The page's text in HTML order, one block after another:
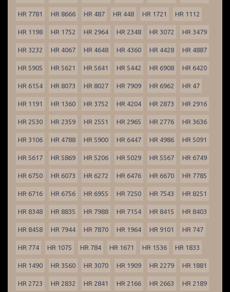
HR 7781 HR 8666 HR 487 HR 448 HR 1721 HR 1112
HR 1198 HR 1752 HR 2964 HR 2348 HR 3072 HR 3479
HR 3232 HR 4067 HR 4648 HR 4360 HR 4428 HR 4887
HR 5905 HR 5621 HR 5641 HR 5442 HR 6908 HR 6420
HR 6154 HR 8073 HR 8027 HR 7909 HR 6962 HR 47
HR 1191 HR 1360 HR 3752 HR 4204 HR 2873 HR 2916
HR 2530 HR 2359 HR 2551 HR 2965 HR 2776 HR 3636
HR 3106 HR 4788 HR 5900 HR 6447 HR 4986 HR 5091
HR 5617 HR 5869 HR 5206 HR 5029 HR 5567 HR 6749
HR 6750 HR 6073 HR 6272 HR 6476 HR 6670 HR 7785
HR 6716 HR 6756 HR 6955 HR 7250 HR 7543 HR 8251
HR 8348 HR 8835 HR 7988 HR 7154 HR 8415 HR 8403
HR 8458 HR 7944 HR 7870 HR 1964 HR 9101 HR 747
HR 774 HR 1075 HR 784 HR 1671 HR 1536 HR 1833
HR 1490 HR 3560 HR 3070 HR 1909 HR 2279 HR 1881
HR 2723 HR 2832 HR 2841 HR 2166 HR 2663 HR 2189